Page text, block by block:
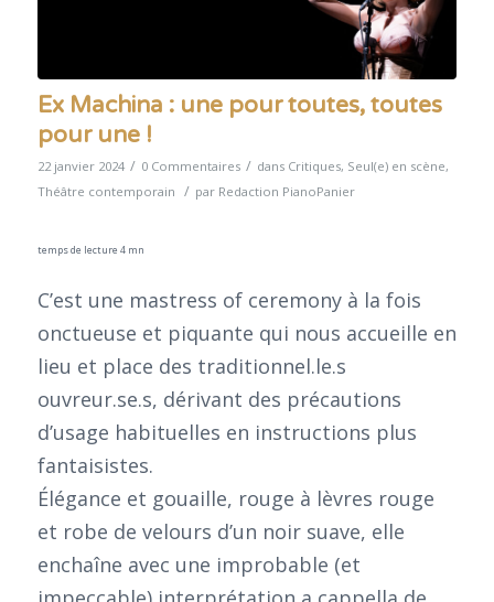
Ex Machina : une pour toutes, toutes
pour une !
22 janvier 2024 / 0 Commentaires / dans Critiques, Seul(e) en scène,
Théâtre contemporain / par Redaction PianoPanier
temps de lecture 4 mn
C’est une mastress of ceremony à la fois
onctueuse et piquante qui nous accueille en
lieu et place des traditionnel.le.s
ouvreur.se.s, dérivant des précautions
d’usage habituelles en instructions plus
fantaisistes.
Élégance et gouaille, rouge à lèvres rouge
et robe de velours d’un noir suave, elle
enchaîne avec une improbable (et